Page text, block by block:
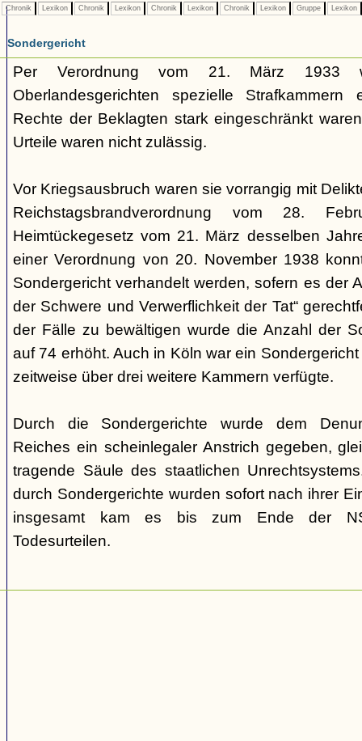
Chronik Lexikon Chronik Lexikon Chronik Lexikon Chronik Lexikon Gruppe Lexikon
Sondergericht
Per Verordnung vom 21. März 1933
Oberlandesgerichten spezielle
Rechte der Beklagten stark eingeschränkt
Urteile waren nicht zulässig.
Vor Kriegsausbruch waren sie vorrangig mit
Reichstagsbrandverordnung vom 28.
Heimtückegesetz vom 21. März desselben
einer Verordnung von 20. November 1938
Sondergericht verhandelt werden, sofern es der
der Schwere und Verwerflichkeit der Tat“
der Fälle zu bewältigen wurde die Anzahl der
auf 74 erhöht. Auch in Köln war ein
zeitweise über drei weitere Kammern verfügte.
Durch die Sondergerichte wurde dem
Reiches ein scheinlegaler Anstrich gegeben,
tragende Säule des staatlichen
durch Sondergerichte wurden sofort nach ihrer
insgesamt kam es bis zum Ende der
Todesurteilen.